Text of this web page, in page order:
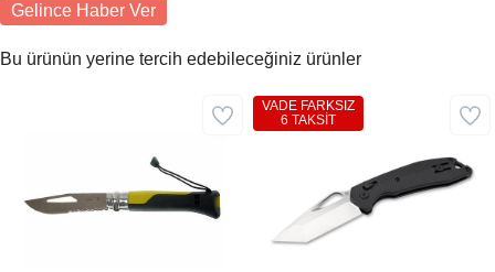
Gelince Haber Ver
Bu ürünün yerine tercih edebileceğiniz ürünler
VADE FARKSIZ
6 TAKSİT